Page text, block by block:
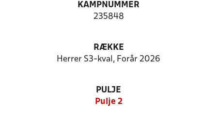
KAMPNUMMER
235848
RÆKKE
Herrer S3-kval, Forår 2026
PULJE
Pulje 2